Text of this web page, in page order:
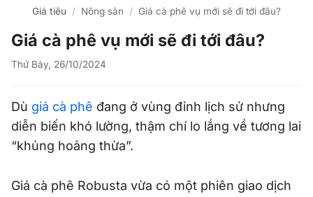
Giá tiêu Nông sản Giá cà phê vụ mới sẽ đi tới đâu?
Giá cà phê vụ mới sẽ đi tới đâu?
Thứ Bảy, 26/10/2024
Dù giá cà phê đang ở vùng đỉnh lịch sử nhưng
diễn biến khó lường, thậm chí lo lắng về tương lai
“khủng hoảng thừa”.
Giá cà phê Robusta vừa có một phiên giao dịch